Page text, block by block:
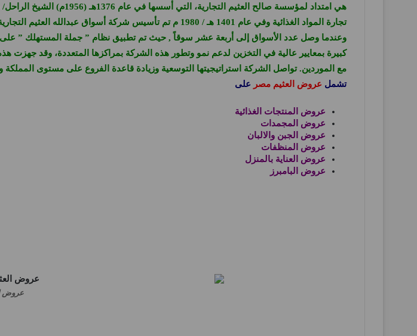
هي امتداد لمؤسسة صالح
كبيرة بمعايير عالية في التخزين لدعم نمو وتطور هذه الشركة بمراكزها المتعددة، وقد جهزت
مع الموردين. تواصل الشركة استراتيجيتها التوسعية وزيادة قاعدة الفروع على مستوى
تشمل عروض العثيم مصر على
عروض المنتجات الغذائية
عروض المجمدات
عروض الجبن والالبان
عروض المنظفات
عروض العناية بالمنزل
عروض البامبرز
عروض العثيم مصر